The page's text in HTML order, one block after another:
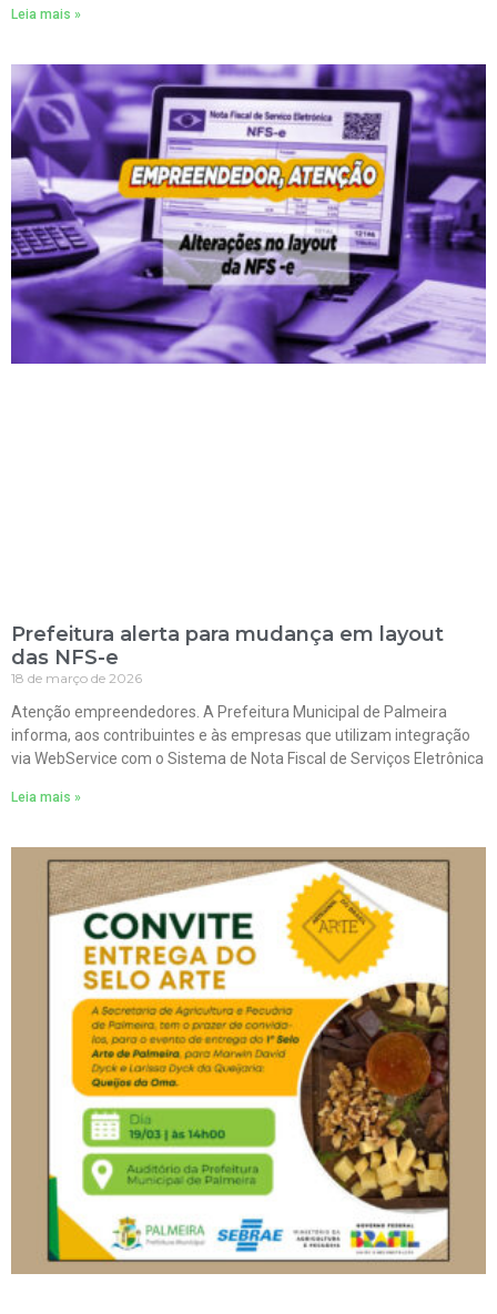
Leia mais »
Prefeitura alerta para mudança em layout
das NFS-e
18 de março de 2026
Atenção empreendedores. A Prefeitura Municipal de Palmeira
informa, aos contribuintes e às empresas que utilizam integração
via WebService com o Sistema de Nota Fiscal de Serviços Eletrônica
Leia mais »